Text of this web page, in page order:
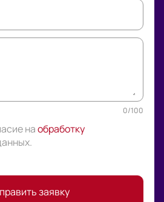
0/100
наобработку
.
заявку